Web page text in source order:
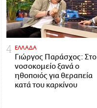
ΕΛΛΑΔΑ
Γιώργος Παράσχος: Στο
νοσοκομείο ξανά ο
ηθοποιός για θεραπεία
κατά του καρκίνου